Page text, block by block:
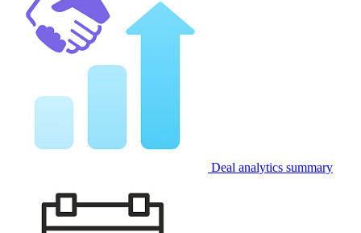
Deal analytics summary